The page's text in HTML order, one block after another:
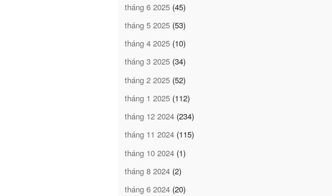
tháng 6 2025 (45)
tháng 5 2025 (53)
tháng 4 2025 (10)
tháng 3 2025 (34)
tháng 2 2025 (52)
tháng 1 2025 (112)
tháng 12 2024 (234)
tháng 11 2024 (115)
tháng 10 2024 (1)
tháng 8 2024 (2)
tháng 6 2024 (20)